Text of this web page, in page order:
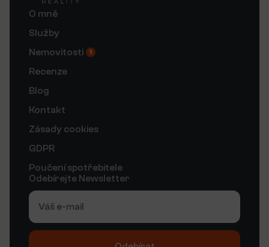
O mně
Služby
Nemovitosti
11
Recenze
Blog
Kontakt
Zásady cookies
GDPR
Poučení spotřebitele
Odebírejte Newsletter